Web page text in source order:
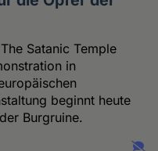
Satanic Temple
in
beginnt heute
Burgruine.